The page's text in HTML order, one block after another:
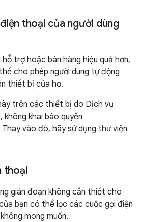
thoại của người dùng
trợ hoặc bán hàng hiệu quả hơn,
cho phép người dùng tự động
thiết bị của họ.
trên các thiết bị do Dịch vụ
không khai báo quyền
Thay vào đó, hãy sử dụng thư viện
thoại
gián đoạn không cần thiết cho
bạn có thể lọc các cuộc gọi điện
mong muốn.